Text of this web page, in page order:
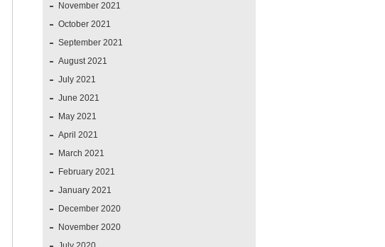
November 2021
October 2021
September 2021
August 2021
July 2021
June 2021
May 2021
April 2021
March 2021
February 2021
January 2021
December 2020
November 2020